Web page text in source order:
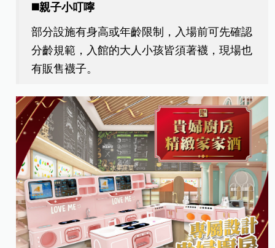
◼️親子小叮嚀
部分設施有身高或年齡限制，入場前可先確認
分齡規範，入館的大人小孩皆須著襪，現場也
有販售襪子。